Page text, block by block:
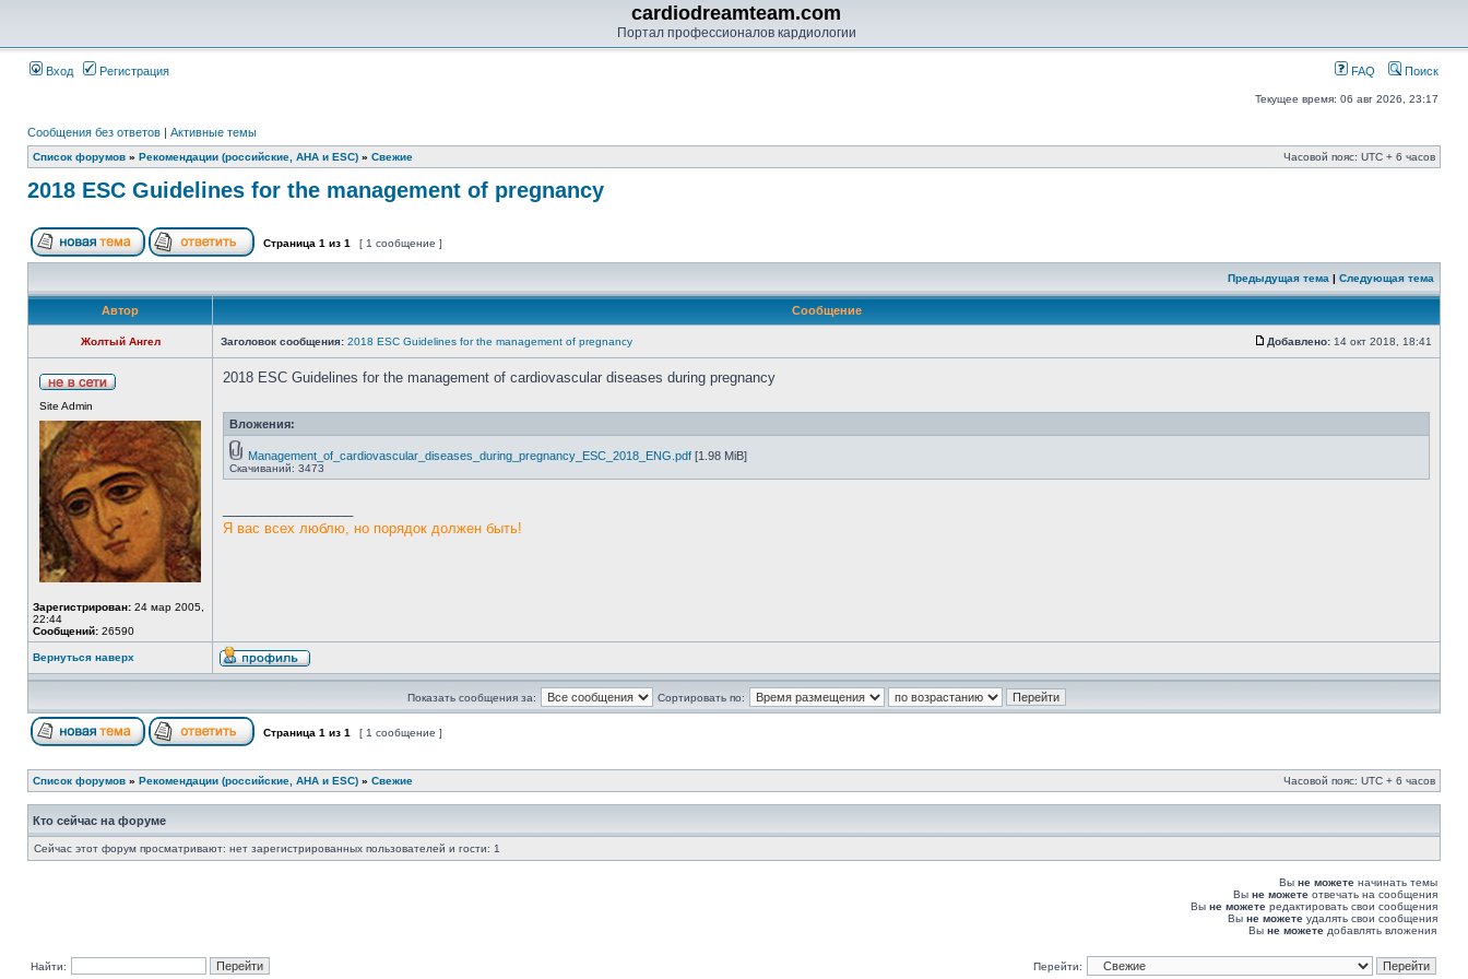
cardiodreamteam.com
Портал профессионалов кардиологии
Вход Регистрация FAQ Поиск
Текущее время: 06 авг 2026, 23:17
Сообщения без ответов | Активные темы
Список форумов » Рекомендации (российские, AHA и ESC) » Свежие Часовой пояс: UTC + 6 часов
2018 ESC Guidelines for the management of pregnancy
Страница 1 из 1 [ 1 сообщение ]
Предыдущая тема | Следующая тема
Автор Сообщение
Жолтый Ангел Заголовок сообщения: 2018 ESC Guidelines for the management of pregnancy Добавлено: 14 окт 2018, 18:41
Site Admin
Зарегистрирован: 24 мар 2005,
22:44
Сообщений: 26590
2018 ESC Guidelines for the management of cardiovascular diseases during pregnancy
Вложения:
Management_of_cardiovascular_diseases_during_pregnancy_ESC_2018_ENG.pdf [1.98 MiB]
Скачиваний: 3473
Я вас всех люблю, но порядок должен быть!
Вернуться наверх
Показать сообщения за: Сортировать по:
Страница 1 из 1 [ 1 сообщение ]
Список форумов » Рекомендации (российские, AHA и ESC) » Свежие Часовой пояс: UTC + 6 часов
Кто сейчас на форуме
Сейчас этот форум просматривают: нет зарегистрированных пользователей и гости: 1
Вы не можете начинать темы
Вы не можете отвечать на сообщения
Вы не можете редактировать свои сообщения
Вы не можете удалять свои сообщения
Вы не можете добавлять вложения
Найти: Перейти: